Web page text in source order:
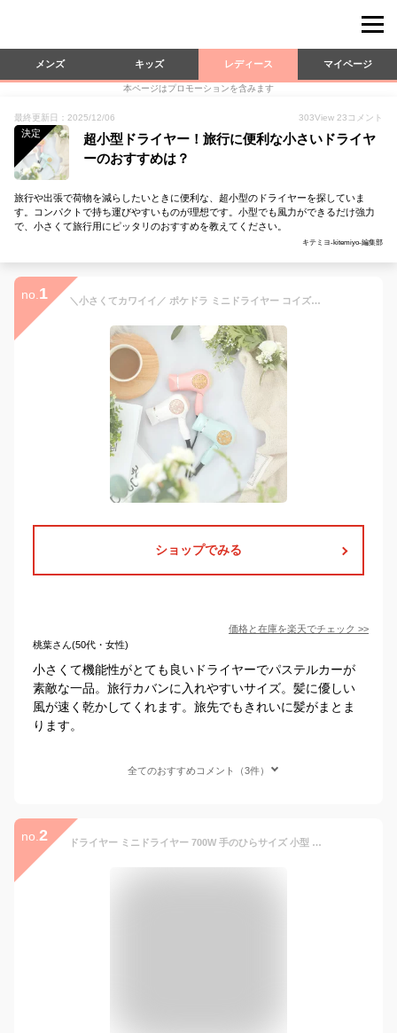
メンズ キッズ レディース マイページ
本ページはプロモーションを含みます
最終更新日：2025/12/06 303View 23 コメント
決定
超小型ドライヤー！旅行に便利な小さいドライヤ
ーのおすすめは？
旅行や出張で荷物を減らしたいときに便利な、超小型のドライヤーを探していま
す。コンパクトで持ち運びやすいものが理想です。小型でも風力ができるだけ強力
で、小さくて旅行用にピッタリのおすすめを教えてください。
キテミヨ-kitemiyo-編集部
no. 1 ＼小さくてカワイイ／ ポケドラ ミニドライヤー コイズミ (KHD-9730） コンパクト ヘアドライヤー 小型 軽量 収納 おしゃれ中学生 小学生 女子 娘 初心者 KOIZUMI 小泉成器 母の日 プレゼント ギフト 女性 誕生日 実用品 実用的
ショップでみる
価格と在庫を楽天でチェック >>
桃葉さん(50代・女性)
小さくて機能性がとても良いドライヤーでパステルカーが
素敵な一品。旅行カバンに入れやすいサイズ。髪に優しい
風が速く乾かしてくれます。旅先でもきれいに髪がまとま
ります。
全てのおすすめコメント（3件）
no. 2 ドライヤー ミニドライヤー 700W 手のひらサイズ 小型 小さい コンパクト ポケドラ 持ち運び簡単 旅行 出張 プレゼント ギフト 贈り物 コイズミ KHD-9730/G ピスタチオグリーン 新生活